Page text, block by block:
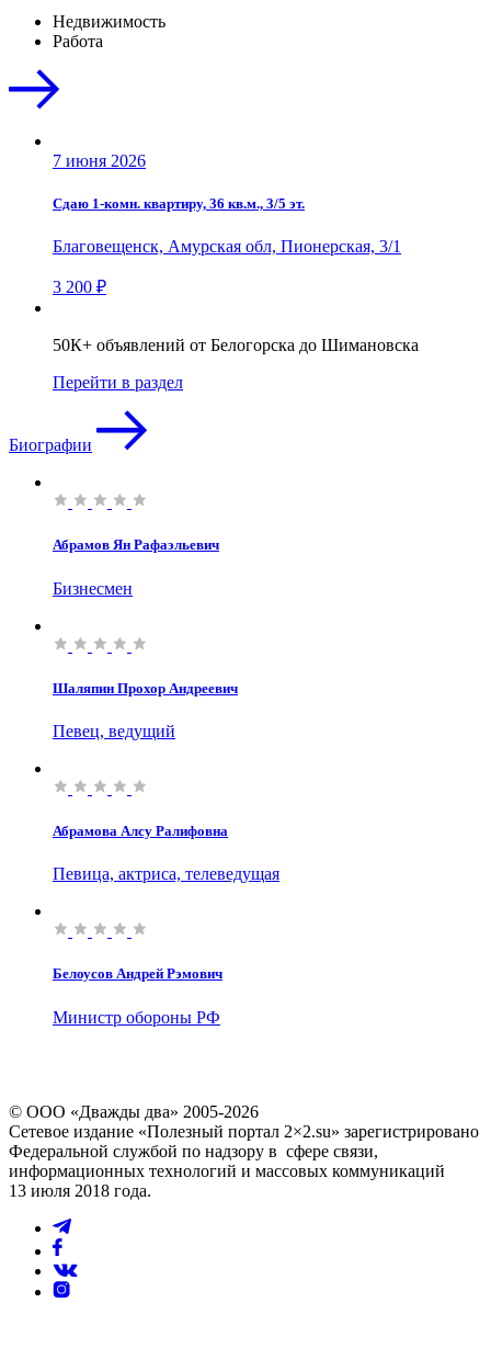
Недвижимость
Работа
7 июня 2026
Сдаю 1-комн. квартиру, 36 кв.м., 3/5 эт.
Благовещенск, Амурская обл, Пионерская, 3/1
3 200 ₽
50К+ объявлений от Белогорска до Шимановска
Перейти в раздел
Биографии
Абрамов Ян Рафаэльевич
Бизнесмен
Шаляпин Прохор Андреевич
Певец, ведущий
Абрамова Алсу Ралифовна
Певица, актриса, телеведущая
Белоусов Андрей Рэмович
Министр обороны РФ
© ООО «Дважды два» 2005-2026
Сетевое издание «Полезный портал 2×2.su» зарегистрировано
Федеральной службой по надзору в сфере связи,
информационных технологий и массовых коммуникаций
13 июля 2018 года.